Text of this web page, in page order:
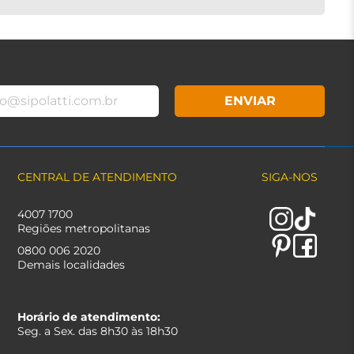
ENVIAR
CENTRAL DE ATENDIMENTO
4007 1700
Regiões metropolitanas
0800 006 2020
Demais localidades
Horário de atendimento:
Seg. a Sex. das 8h30 às 18h30
SIGA-NOS